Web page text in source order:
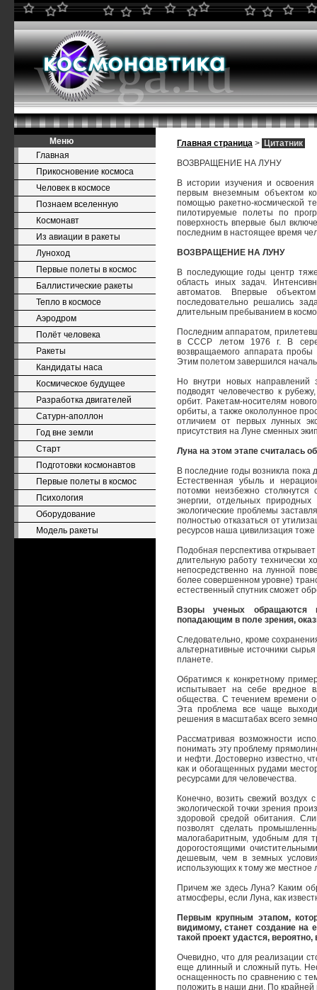
Меню
Главная
Прикосновение космоса
Человек в космосе
Познаем вселенную
Космонавт
Из авиации в ракеты
Луноход
Первые полеты в космос
Баллистические ракеты
Тепло в космосе
Аэродром
Полёт человека
Ракеты
Кандидаты наса
Космическое будущее
Разработка двигателей
Сатурн-аполлон
Год вне земли
Старт
Подготовки космонавтов
Первые полеты в космос
Психология
Оборудование
Модель ракеты
Главная страница > Цитатник
ВОЗВРАЩЕНИЕ НА ЛУНУ
В истории изучения и
первым внеземным объектом
помощью ракетно-космической
пилотируемые полеты по
поверхность впервые был
последним в настоящее время
ВОЗВРАЩЕНИЕ НА ЛУНУ
В последующие годы центр
область иных задач.
автоматов. Впервые
последовательно решались
длительным пребыванием в
Последним аппаратом,
в СССР летом 1976 г. В
возвращаемого аппарата пробы
Этим полетом завершился
Но внутри новых направлений
подводят человечество к
орбит. Ракетам-носителям
орбиты, а также окололунное
отличием от первых лунных
присутствия на Луне сменных
Луна на этом этапе считалась
В последние годы возникла
Естественная убыль и
потомки неизбежно
энергии, отдельных
экологические проблемы
полностью отказаться от
ресурсов наша цивилизация
Подобная перспектива
длительную работу технически
непосредственно на лунной
более совершенном уровне)
естественный спутник сможет
Взоры ученых обращаются
попадающим в поле зрения,
Следовательно, кроме
альтернативные источники
планете.
Обратимся к конкретному
испытывает на себе вредное
общества. С течением времени
Эта проблема все чаще
решения в масштабах всего
Рассматривая возможности
понимать эту проблему
и нефти. Достоверно известно,
как и обогащенных рудами
ресурсами для человечества.
Конечно, возить свежий
экологической точки зрения
здоровой средой обитания.
позволят сделать
малогабаритным, удобным для
дорогостоящими
дешевым, чем в земных
использующих к тому же местное
Причем же здесь Луна? Каким
атмосферы, если Луна, как
Первым крупным этапом,
видимому, станет создание на
такой проект удастся,
Очевидно, что для реализации
еще длинный и сложный путь.
оснащенность по сравнению с
положить в наши дни. По крайней